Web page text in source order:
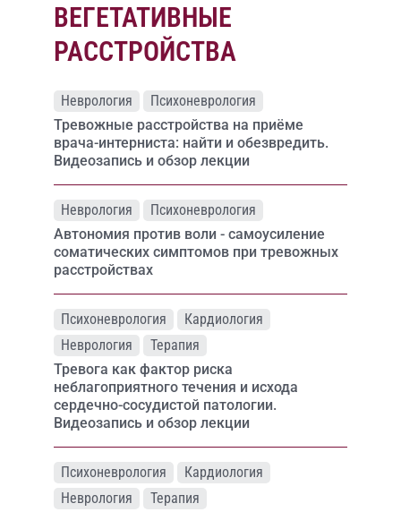
ВЕГЕТАТИВНЫЕ
РАССТРОЙСТВА
Неврология
Психоневрология
Тревожные расстройства на приёме
врача-интерниста: найти и обезвредить.
Видеозапись и обзор лекции
Неврология
Психоневрология
Автономия против воли - самоусиление
соматических симптомов при тревожных
расстройствах
Психоневрология
Кардиология
Неврология
Терапия
Тревога как фактор риска
неблагоприятного течения и исхода
сердечно-сосудистой патологии.
Видеозапись и обзор лекции
Психоневрология
Кардиология
Неврология
Терапия